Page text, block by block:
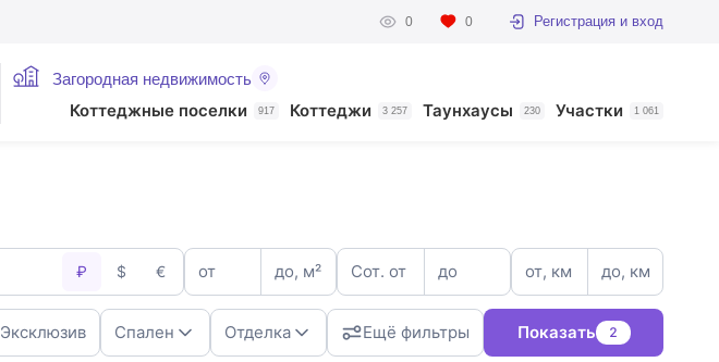
0 0 Регистрация и вход
Загородная недвижимость
Коттеджные поселки 917 Коттеджи 3 257 Таунхаусы 230 Участки 1 061
₽ $ € от до, м² Сот. от до от, км до, км
Эксклюзив Спален Отделка Ещё фильтры Показать 2